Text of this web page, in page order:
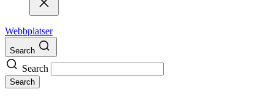
Webbplatser
Search
Search
Search